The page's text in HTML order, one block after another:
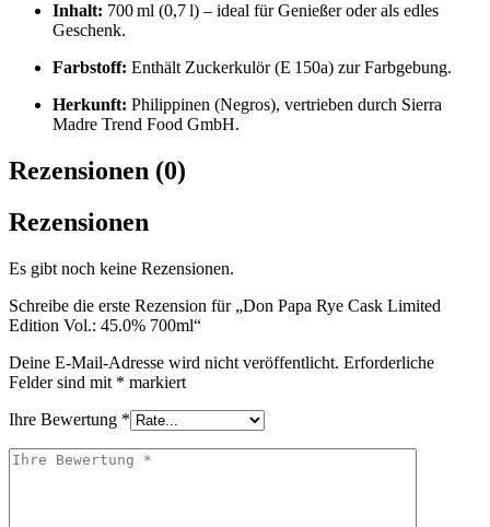
Inhalt: 700 ml (0,7 l) – ideal für Genießer oder als edles
Geschenk.
Farbstoff: Enthält Zuckerkulör (E 150a) zur Farbgebung.
Herkunft: Philippinen (Negros), vertrieben durch Sierra
Madre Trend Food GmbH.
Rezensionen (0)
Rezensionen
Es gibt noch keine Rezensionen.
Schreibe die erste Rezension für „Don Papa Rye Cask Limited
Edition Vol.: 45.0% 700ml“
Deine E-Mail-Adresse wird nicht veröffentlicht. Erforderliche
Felder sind mit * markiert
Ihre Bewertung *